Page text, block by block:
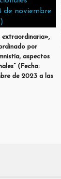
extraordinaria»,
por
aspectos
(Fecha:
de 2023 a las